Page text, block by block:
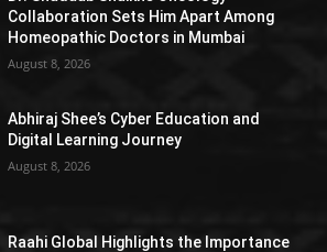
Collaboration Sets Him Apart Among
Homeopathic Doctors in Mumbai
August 8, 2026
Abhiraj Shee’s Cyber Education and
Digital Learning Journey
August 8, 2026
Raahi Global Highlights the Importance